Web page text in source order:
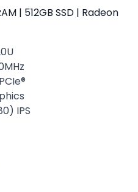
| 512GB SSD | Radeon
IPS